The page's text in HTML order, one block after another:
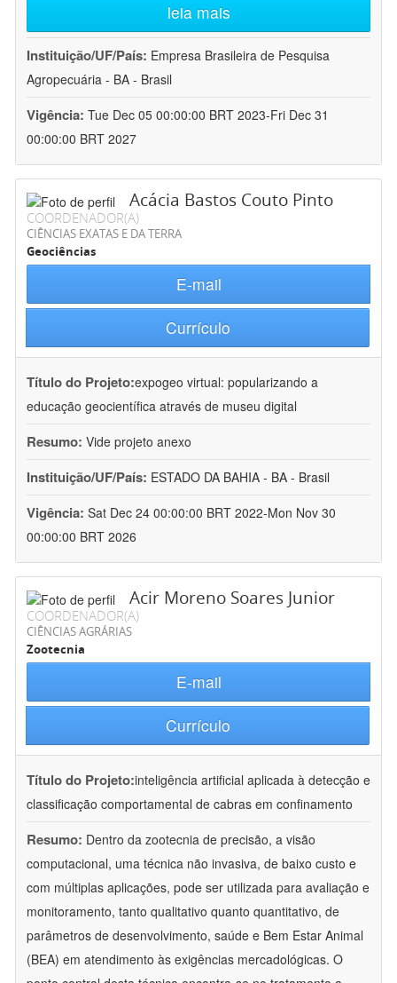
leia mais
Instituição/UF/País: Empresa Brasileira de Pesquisa
Agropecuária - BA - Brasil
Vigência: Tue Dec 05 00:00:00 BRT 2023-Fri Dec 31
00:00:00 BRT 2027
Acácia Bastos Couto Pinto
COORDENADOR(A)
CIÊNCIAS EXATAS E DA TERRA
Geociências
E-mail
Currículo
Título do Projeto:expogeo virtual: popularizando a
educação geocientífica através de museu digital
Resumo: Vide projeto anexo
Instituição/UF/País: ESTADO DA BAHIA - BA - Brasil
Vigência: Sat Dec 24 00:00:00 BRT 2022-Mon Nov 30
00:00:00 BRT 2026
Acir Moreno Soares Junior
COORDENADOR(A)
CIÊNCIAS AGRÁRIAS
Zootecnia
E-mail
Currículo
Título do Projeto:inteligência artificial aplicada à detecção e
classificação comportamental de cabras em confinamento
Resumo: Dentro da zootecnia de precisão, a visão
computacional, uma técnica não invasiva, de baixo custo e
com múltiplas aplicações, pode ser utilizada para avaliação e
monitoramento, tanto qualitativo quanto quantitativo, de
parâmetros de desenvolvimento, saúde e Bem Estar Animal
(BEA) em atendimento às exigências mercadológicas. O